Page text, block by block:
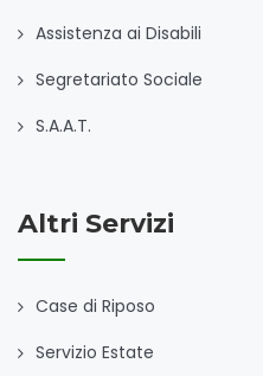
Assistenza ai Disabili
Segretariato Sociale
S.A.A.T.
Altri Servizi
Case di Riposo
Servizio Estate